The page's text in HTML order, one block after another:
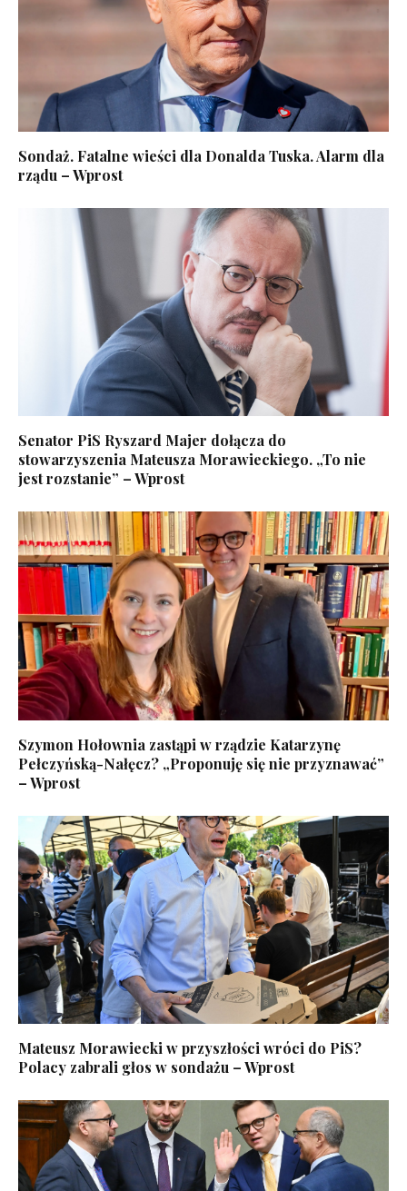
Sondaż. Fatalne wieści dla Donalda Tuska. Alarm dla
rządu – Wprost
Senator PiS Ryszard Majer dołącza do
stowarzyszenia Mateusza Morawieckiego. „To nie
jest rozstanie” – Wprost
Szymon Hołownia zastąpi w rządzie Katarzynę
Pełczyńską-Nałęcz? „Proponuję się nie przyznawać”
– Wprost
Mateusz Morawiecki w przyszłości wróci do PiS?
Polacy zabrali głos w sondażu – Wprost